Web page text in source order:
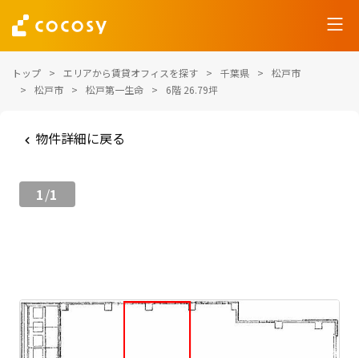
トップ エリアから賃貸オフィスを探す 千葉県
松戸市
松戸市
松戸第一生命 6階 26.79坪
物件詳細に戻る
1/1